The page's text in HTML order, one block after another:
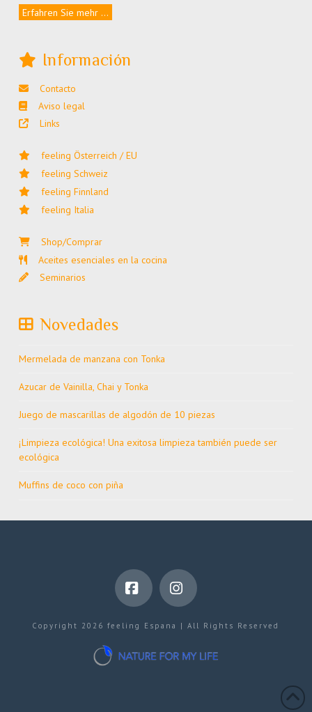
Erfahren Sie mehr ...
Información
Contacto
Aviso legal
Links
feeling Österreich / EU
feeling Schweiz
feeling Finnland
feeling Italia
Shop/Comprar
Aceites esenciales en la cocina
Seminarios
Novedades
Mermelada de manzana con Tonka
Azucar de Vainilla, Chai y Tonka
Juego de mascarillas de algodón de 10 piezas
¡Limpieza ecológica! Una exitosa limpieza también puede ser
ecológica
Muffins de coco con piña
FacebookInstagram
Copyright 2026 feeling Espana | All Rights Reserved